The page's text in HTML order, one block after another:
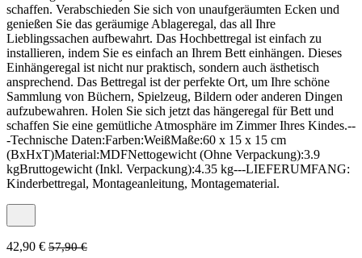
schaffen. Verabschieden Sie sich von unaufgeräumten Ecken und
genießen Sie das geräumige Ablageregal, das all Ihre
Lieblingssachen aufbewahrt. Das Hochbettregal ist einfach zu
installieren, indem Sie es einfach an Ihrem Bett einhängen. Dieses
Einhängeregal ist nicht nur praktisch, sondern auch ästhetisch
ansprechend. Das Bettregal ist der perfekte Ort, um Ihre schöne
Sammlung von Büchern, Spielzeug, Bildern oder anderen Dingen
aufzubewahren. Holen Sie sich jetzt das hängeregal für Bett und
schaffen Sie eine gemütliche Atmosphäre im Zimmer Ihres Kindes.--
-Technische Daten:Farben:WeißMaße:60 x 15 x 15 cm
(BxHxT)Material:MDFNettogewicht (Ohne Verpackung):3.9
kgBruttogewicht (Inkl. Verpackung):4.35 kg---LIEFERUMFANG:
Kinderbettregal, Montageanleitung, Montagematerial.
42,90 € 57,90 €